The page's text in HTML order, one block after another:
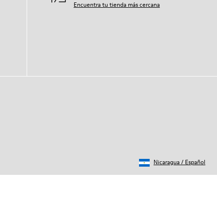
Encuentra tu tienda más cercana
Nicaragua/ Español